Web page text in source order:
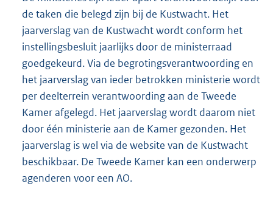
de taken die belegd zijn bij de Kustwacht. Het
jaarverslag van de Kustwacht wordt conform het
instellingsbesluit jaarlijks door de ministerraad
goedgekeurd. Via de begrotingsverantwoording en
het jaarverslag van ieder betrokken ministerie wordt
per deelterrein verantwoording aan de Tweede
Kamer afgelegd. Het jaarverslag wordt daarom niet
door één ministerie aan de Kamer gezonden. Het
jaarverslag is wel via de website van de Kustwacht
beschikbaar. De Tweede Kamer kan een onderwerp
agenderen voor een AO.